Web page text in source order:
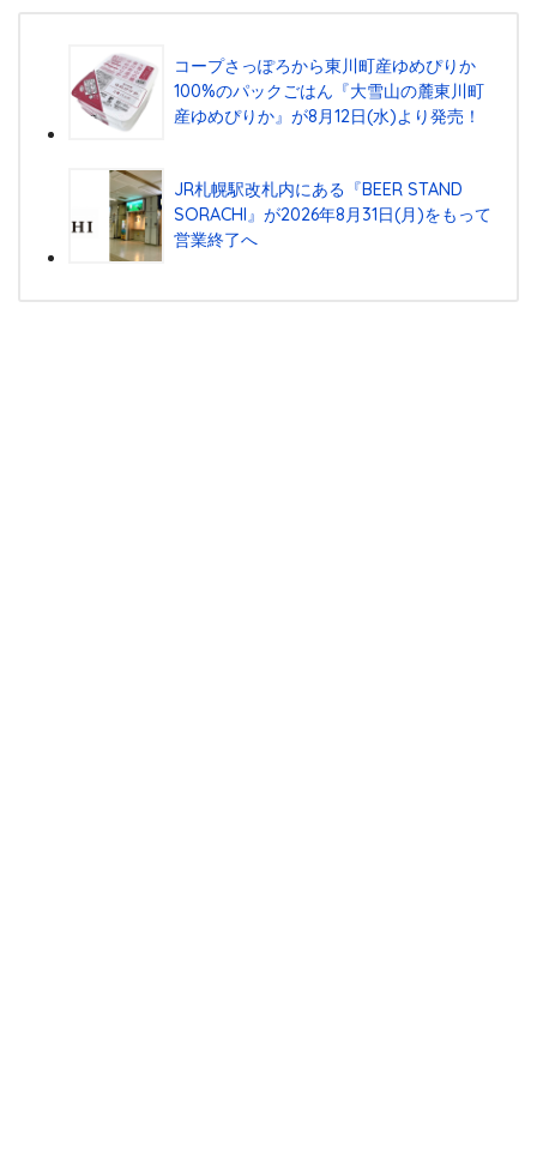
コープさっぽろから東川町産ゆめぴりか
100%のパックごはん『⼤雪⼭の麓東川町
産ゆめぴりか』が8⽉12⽇(⽔)より発売！
JR札幌駅改札内にある『BEER STAND
SORACHI』が2026年8月31日(月)をもって
営業終了へ